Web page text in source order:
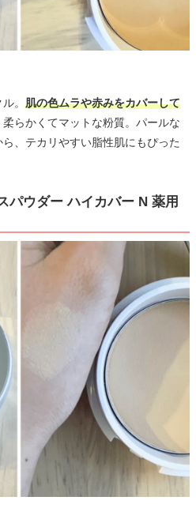
。 肌の色ムラや赤みをカバーして
柔らかくてマットな粉質。パールな
、テカリやすい脂性肌にもぴった
パウダー ハイカバー N 薬用